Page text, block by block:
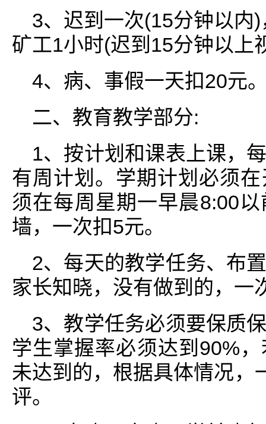
3、迟到一次(15分钟以内
矿工1小时(迟到15分钟以上
4、病、事假一天扣20元
二、教育教学部分:
1、按计划和课表上课，
有周计划。学期计划必须
须在每周星期一早晨8:00
墙，一次扣5元。
2、每天的教学任务、布
家长知晓，没有做到的，一
3、教学任务必须要保质
学生掌握率必须达到90%
未达到的，根据具体情况
评。